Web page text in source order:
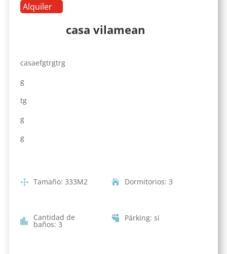
Alquiler
casa vilamean
casaefgtrgtrg
g
tg
g
g
Tamaño: 333M2 Dormitorios: 3
Cantidad de
baños: 3
Párking: si